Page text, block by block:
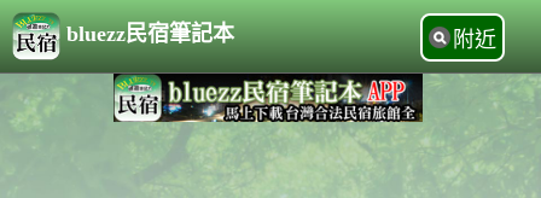
bluezz民宿筆記本 附近